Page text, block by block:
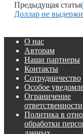
Предыдущая статья
Доллар не
О нас
Авторам
Наши партнеры
Контакты
Сотрудничество
Особое
Ограничение
ответственности
Политика в
обработки